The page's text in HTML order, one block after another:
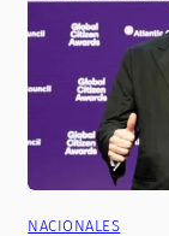
NACIONALES